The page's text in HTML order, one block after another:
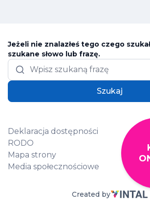
Jeżeli nie znalazłeś tego czego
szukane słowo lub frazę.
Szukaj
Deklaracja dostępności
RODO
Mapa strony
Media społecznościowe
Created by